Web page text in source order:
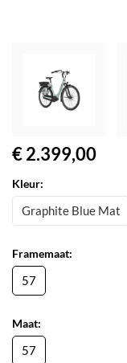
€ 2.399,00
Kleur:
Graphite Blue Mat
Framemaat:
57
Maat:
57